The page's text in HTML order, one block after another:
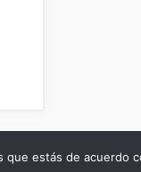
Sobre
que estás de acuerdo